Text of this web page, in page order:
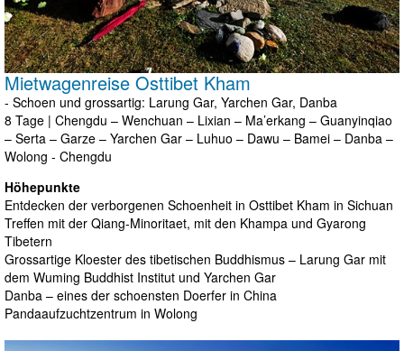
Mietwagenreise Osttibet Kham
- Schoen und grossartig: Larung Gar, Yarchen Gar, Danba
8 Tage | Chengdu – Wenchuan – Lixian – Ma’erkang – Guanyinqiao
– Serta – Garze – Yarchen Gar – Luhuo – Dawu – Bamei – Danba –
Wolong - Chengdu
Höhepunkte
Entdecken der verborgenen Schoenheit in Osttibet Kham in Sichuan
Treffen mit der Qiang-Minoritaet, mit den Khampa und Gyarong
Tibetern
Grossartige Kloester des tibetischen Buddhismus – Larung Gar mit
dem Wuming Buddhist Institut und Yarchen Gar
Danba – eines der schoensten Doerfer in China
Pandaaufzuchtzentrum in Wolong